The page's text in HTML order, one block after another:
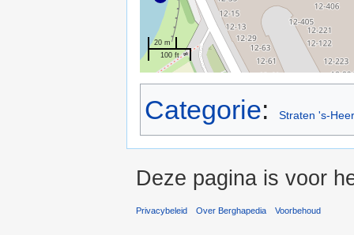
20 m
100 ft
Categorie: Straten 's-
Deze pagina is voor
Privacybeleid Over Berghapedia Voorbehoud